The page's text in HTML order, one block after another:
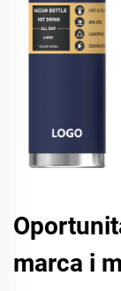
marca i